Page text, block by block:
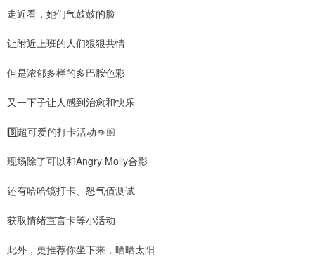
走近看，她们气鼓鼓的脸
让附近上班的人们狠狠共情
但是浓郁多样的多巴胺色彩
又一下子让人感到治愈和快乐
3️⃣超可爱的打卡活动👊🏼
现场除了可以和Angry Molly合影
还有哈哈镜打卡、怒气值测试
获取情绪宣言卡等小活动
此外，更推荐你坐下来，晒晒太阳